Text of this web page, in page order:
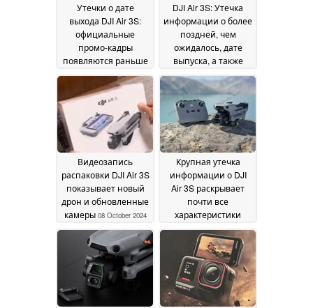
Утечки о дате
выхода DJI Air 3S:
официальные
промо-кадры
появляются раньше
срока09 October 2024
DJI Air 3S: Утечка
информации о более
поздней, чем
ожидалось, дате
выпуска, а также
полный список
технических
характеристик и
новый аксессуар RC
Track08 October 2024
Видеозапись
распаковки DJI Air 3S
показывает новый
дрон и обновленные
камеры 08 October 2024
Крупная утечка
информации о DJI
Air 3S раскрывает
почти все
характеристики
предстоящего дрона
с двумя камерами и
расширенными
режимами полета07
October 2024